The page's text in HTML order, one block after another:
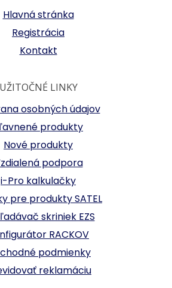
Hlavná stránka
Registrácia
Kontakt
UŽITOČNÉ LINKY
osobných údajov
produkty
Nové produkty
podpora
i-Pro kalkulačky
pre produkty SATEL
skriniek EZS
RACKOV
podmienky
reklamáciu